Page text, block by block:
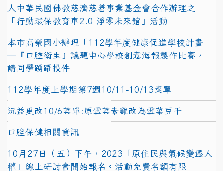
人中華民國佛教慈濟慈善事業基金會合作辦理之
「行動環保教育車2.0 淨零未來館」活動
本市高榮國小辦理「112學年度健康促進學校計畫
─『口腔衛生』議題中心學校創意海報製作比賽，
請同學踴躍投件
112學年度上學期第7週10/11-10/13菜單
沅益更改10/6菜單:原雪菜素雞改為雪菜豆干
口腔保健相關資訊
10月27日（五）下午，2023「原住民與氣候變遷人
權」線上研討會開始報名。活動免費名額有限